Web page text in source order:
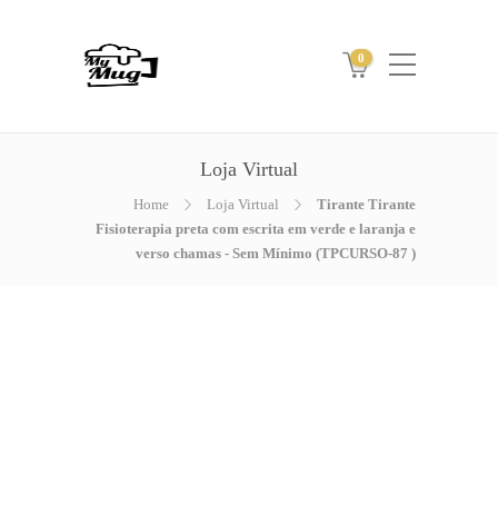
0
Loja Virtual
Home Loja Virtual
Tirante Tirante
Fisioterapia preta com escrita em verde e laranja e
verso chamas - Sem Mínimo (TPCURSO-87 )